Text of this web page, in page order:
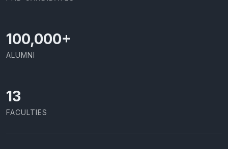
100,000+
ALUMNI
13
FACULTIES